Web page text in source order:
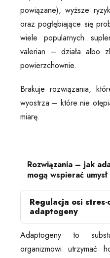
powiązane), wyższe
oraz pogłębiające się
wiele popularnych
valerian – działa albo
powierzchownie.
Brakuje rozwiązania,
wyostrza – które nie
miarę.
Rozwiązania – jak
mogą wspierać
Regulacja osi
adaptogeny
Adaptogeny to
organizmowi utrzymać